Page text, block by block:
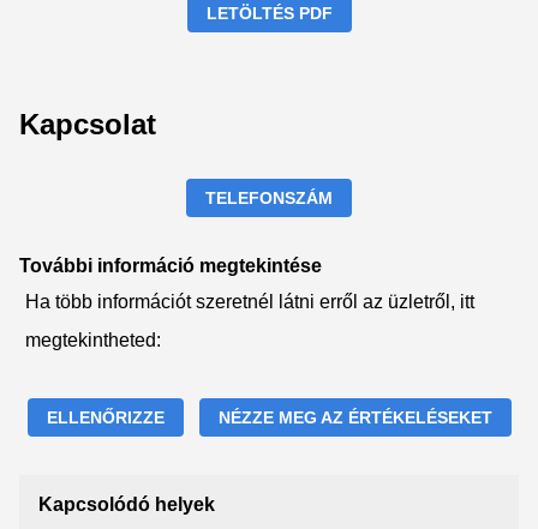
LETÖLTÉS PDF
Kapcsolat
TELEFONSZÁM
További információ megtekintése
Ha több információt szeretnél látni erről az üzletről, itt
megtekintheted:
ELLENŐRIZZE NÉZZE MEG AZ ÉRTÉKELÉSEKET
Kapcsolódó helyek